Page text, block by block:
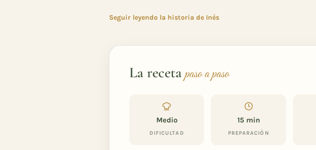
Seguir leyendo la historia de Inés
La recetapaso a paso
Medio
DIFICULTAD
15 min
PREPARACIÓN